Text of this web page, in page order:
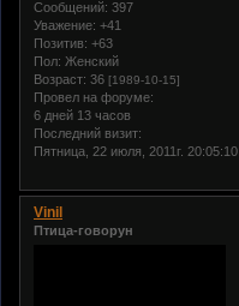
Сообщений: 397
Уважение: +41
Позитив: +63
Пол: Женский
Возраст: 36 [1989-10-15]
Провел на форуме:
6 дней 13 часов
Последний визит:
Пятница, 22 июля, 2011г. 20:05:10
Vinil
Птица-говорун